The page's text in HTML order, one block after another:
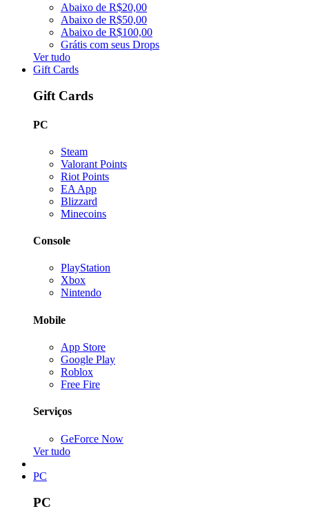
Abaixo de R$20,00
Abaixo de R$50,00
Abaixo de R$100,00
Grátis com seus Drops
Ver tudo
Gift Cards
Gift Cards
PC
Steam
Valorant Points
Riot Points
EA App
Blizzard
Minecoins
Console
PlayStation
Xbox
Nintendo
Mobile
App Store
Google Play
Roblox
Free Fire
Serviços
GeForce Now
Ver tudo
PC
PC